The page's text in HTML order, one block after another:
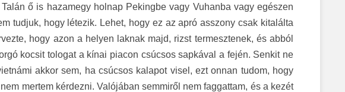
ő is hazamegy holnap Pekingbe vagy Vuhanba vagy egészen
tudjuk, hogy létezik. Lehet, hogy ez az apró asszony csak kitalálta
hogy azon a helyen laknak majd, rizst termesztenek, és abból
kocsit tologat a kínai piacon csúcsos sapkával a fején. Senkit ne
akkor sem, ha csúcsos kalapot visel, ezt onnan tudom, hogy
mertem kérdezni. Valójában semmiről nem faggattam, és a kezét